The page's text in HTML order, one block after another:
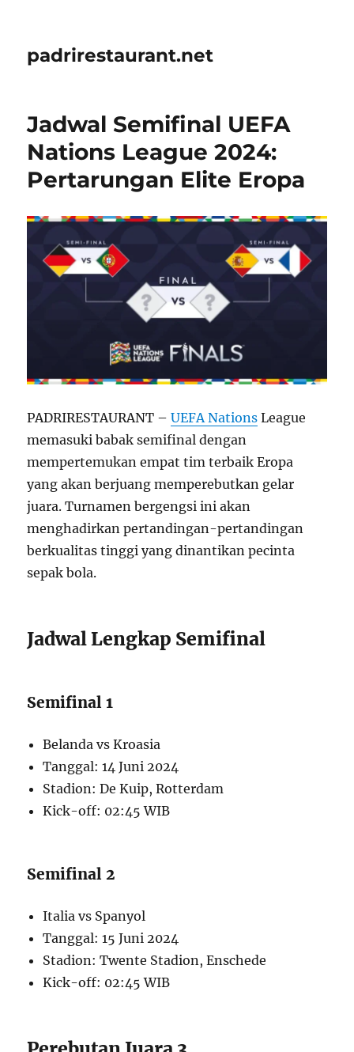
padrirestaurant.net
Jadwal Semifinal UEFA
Nations League 2024:
Pertarungan Elite Eropa
PADRIRESTAURANT –UEFA Nations League
memasuki babak semifinal dengan
mempertemukan empat tim terbaik Eropa
yang akan berjuang memperebutkan gelar
juara. Turnamen bergengsi ini akan
menghadirkan pertandingan-pertandingan
berkualitas tinggi yang dinantikan pecinta
sepak bola.
Jadwal Lengkap Semifinal
Semifinal 1
Belanda vs Kroasia
Tanggal: 14 Juni 2024
Stadion: De Kuip, Rotterdam
Kick-off: 02:45 WIB
Semifinal 2
Italia vs Spanyol
Tanggal: 15 Juni 2024
Stadion: Twente Stadion, Enschede
Kick-off: 02:45 WIB